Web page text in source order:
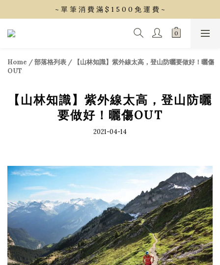
~ 單 筆 消 費 滿 $ 1 5 0 0 免 運 費 ~
~ 單 筆 消 費 滿 $ 1 5 0 0 免 運 費 ~
會 員 享 2% 點 數 回 饋 (1點=1元)
Home /部落格列表 /
【山林知識】紫外線太高，登山防曬要做好！曬傷
OUT
【山林知識】紫外線太高，登山防曬
要做好！曬傷OUT
2021-04-14